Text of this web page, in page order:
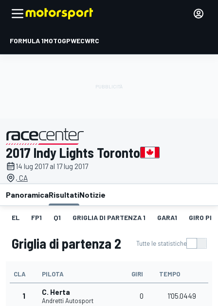
FORMULA 1MOTOGPWECWRC
presentato da
2017 Indy Lights Toronto
14 lug 2017 al 17 lug 2017
, CA
PanoramicaRisultatiNotizie
EL FP1 Q1 GRIGLIA DI PARTENZA 1 GARA1 GIRO PIÙ
Griglia di partenza 2 Tutte le statistiche
CLA PILOTA GIRI TEMPO
1 C. Herta
Andretti Autosport
0 1'05.0449